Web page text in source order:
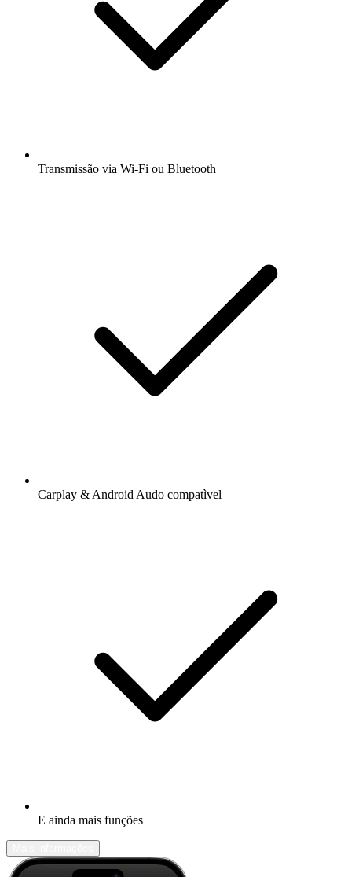
Transmissão via Wi-Fi ou Bluetooth
Carplay & Android Audo compatìvel
E ainda mais funções